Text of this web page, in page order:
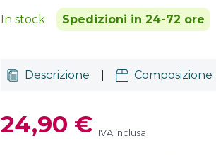
In stock Spedizioni in 24-72 ore
Descrizione Composizione
24,90 € IVA inclusa